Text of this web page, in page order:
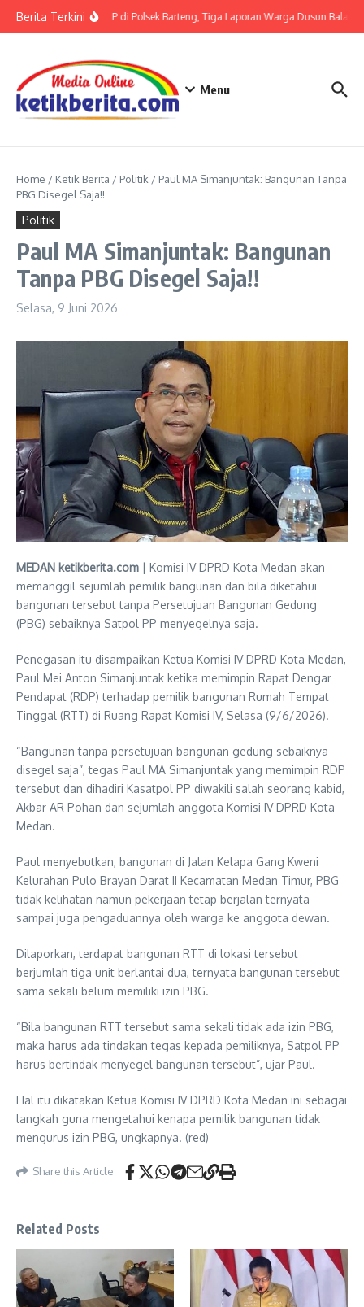
Berita TerkiniTerkait LP di Polsek Barteng, Tiga Laporan Warga Dusun Balaka
Menu
Home / Ketik Berita / Politik / Paul MA Simanjuntak: Bangunan Tanpa
PBG Disegel Saja!!
Politik
Paul MA Simanjuntak: Bangunan
Tanpa PBG Disegel Saja!!
Selasa, 9 Juni 2026
MEDAN ketikberita.com | Komisi IV DPRD Kota Medan akan
memanggil sejumlah pemilik bangunan dan bila diketahui
bangunan tersebut tanpa Persetujuan Bangunan Gedung
(PBG) sebaiknya Satpol PP menyegelnya saja.
Penegasan itu disampaikan Ketua Komisi IV DPRD Kota Medan,
Paul Mei Anton Simanjuntak ketika memimpin Rapat Dengar
Pendapat (RDP) terhadap pemilik bangunan Rumah Tempat
Tinggal (RTT) di Ruang Rapat Komisi IV, Selasa (9/6/2026).
“Bangunan tanpa persetujuan bangunan gedung sebaiknya
disegel saja”, tegas Paul MA Simanjuntak yang memimpin RDP
tersebut dan dihadiri Kasatpol PP diwakili salah seorang kabid,
Akbar AR Pohan dan sejumlah anggota Komisi IV DPRD Kota
Medan.
Paul menyebutkan, bangunan di Jalan Kelapa Gang Kweni
Kelurahan Pulo Brayan Darat II Kecamatan Medan Timur, PBG
tidak kelihatan namun pekerjaan tetap berjalan ternyata
sampai juga pengaduannya oleh warga ke anggota dewan.
Dilaporkan, terdapat bangunan RTT di lokasi tersebut
berjumlah tiga unit berlantai dua, ternyata bangunan tersebut
sama sekali belum memiliki izin PBG.
“Bila bangunan RTT tersebut sama sekali tidak ada izin PBG,
maka harus ada tindakan tegas kepada pemiliknya, Satpol PP
harus bertindak menyegel bangunan tersebut”, ujar Paul.
Hal itu dikatakan Ketua Komisi IV DPRD Kota Medan ini sebagai
langkah guna mengetahui kenapa pemilik bangunan tidak
mengurus izin PBG, ungkapnya. (red)
Share this Article
Related Posts